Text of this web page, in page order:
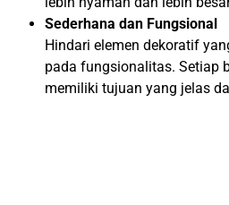
Sederhana dan Fungsional
Hindari elemen dekoratif
pada fungsionalitas. Setiap
memiliki tujuan yang jelas